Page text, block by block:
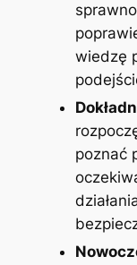
wiedzę
poznać